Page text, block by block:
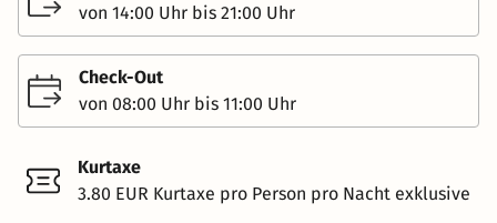
von 14:00 Uhr bis 21:00 Uhr
Check-Out
von 08:00 Uhr bis 11:00 Uhr
Kurtaxe
3.80 EUR Kurtaxe pro Person pro Nacht exklusive